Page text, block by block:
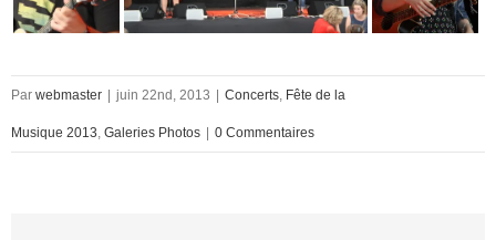
Par webmaster juin 22nd, 2013 Concerts, Fête de la
Musique 2013, Galeries Photos 0 Commentaires